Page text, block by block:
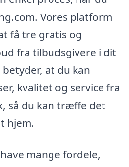
Vores platform
få tre gratis og
fra tilbudsgivere i dit
at du kan
kvalitet og service fra
så du kan træffe det
hjem.
mange fordele,